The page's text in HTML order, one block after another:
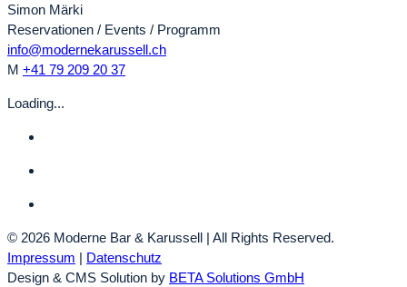
Simon Märki
Reservationen / Events / Programm
info@modernekarussell.ch
M +41 79 209 20 37
Loading...
© 2026 Moderne Bar & Karussell | All Rights Reserved.
Impressum | Datenschutz
Design & CMS Solution by BETA Solutions GmbH